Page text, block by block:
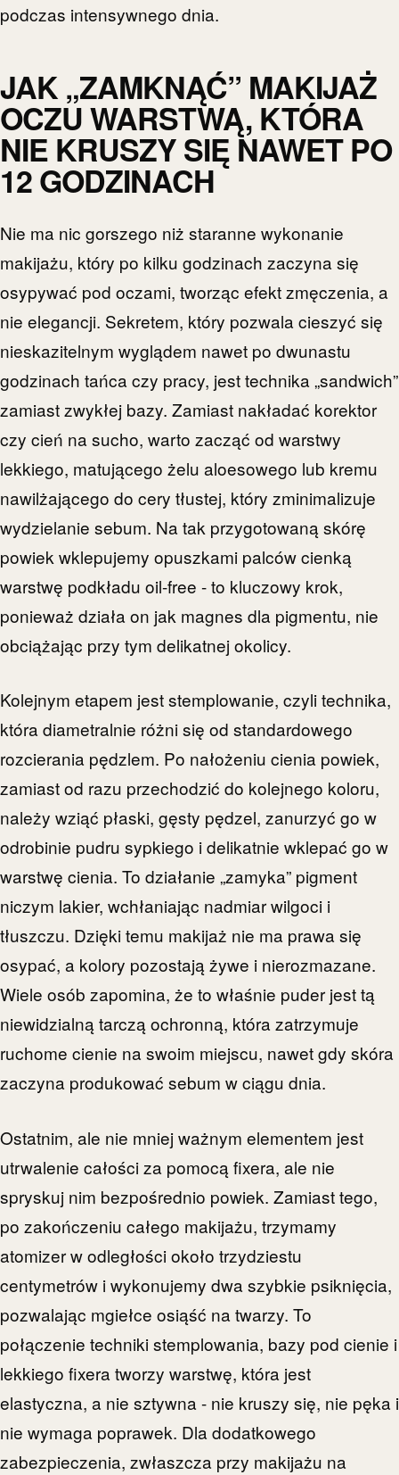
podczas intensywnego dnia.
JAK „ZAMKNĄĆ” MAKIJAŻ
OCZU WARSTWĄ, KTÓRA
NIE KRUSZY SIĘ NAWET PO
12 GODZINACH
Nie ma nic gorszego niż staranne wykonanie
makijażu, który po kilku godzinach zaczyna się
osypywać pod oczami, tworząc efekt zmęczenia, a
nie elegancji. Sekretem, który pozwala cieszyć się
nieskazitelnym wyglądem nawet po dwunastu
godzinach tańca czy pracy, jest technika „sandwich”
zamiast zwykłej bazy. Zamiast nakładać korektor
czy cień na sucho, warto zacząć od warstwy
lekkiego, matującego żelu aloesowego lub kremu
nawilżającego do cery tłustej, który zminimalizuje
wydzielanie sebum. Na tak przygotowaną skórę
powiek wklepujemy opuszkami palców cienką
warstwę podkładu oil-free - to kluczowy krok,
ponieważ działa on jak magnes dla pigmentu, nie
obciążając przy tym delikatnej okolicy.
Kolejnym etapem jest stemplowanie, czyli technika,
która diametralnie różni się od standardowego
rozcierania pędzlem. Po nałożeniu cienia powiek,
zamiast od razu przechodzić do kolejnego koloru,
należy wziąć płaski, gęsty pędzel, zanurzyć go w
odrobinie pudru sypkiego i delikatnie wklepać go w
warstwę cienia. To działanie „zamyka” pigment
niczym lakier, wchłaniając nadmiar wilgoci i
tłuszczu. Dzięki temu makijaż nie ma prawa się
osypać, a kolory pozostają żywe i nierozmazane.
Wiele osób zapomina, że to właśnie puder jest tą
niewidzialną tarczą ochronną, która zatrzymuje
ruchome cienie na swoim miejscu, nawet gdy skóra
zaczyna produkować sebum w ciągu dnia.
Ostatnim, ale nie mniej ważnym elementem jest
utrwalenie całości za pomocą fixera, ale nie
spryskuj nim bezpośrednio powiek. Zamiast tego,
po zakończeniu całego makijażu, trzymamy
atomizer w odległości około trzydziestu
centymetrów i wykonujemy dwa szybkie psiknięcia,
pozwalając mgiełce osiąść na twarzy. To
połączenie techniki stemplowania, bazy pod cienie i
lekkiego fixera tworzy warstwę, która jest
elastyczna, a nie sztywna - nie kruszy się, nie pęka i
nie wymaga poprawek. Dla dodatkowego
zabezpieczenia, zwłaszcza przy makijażu na